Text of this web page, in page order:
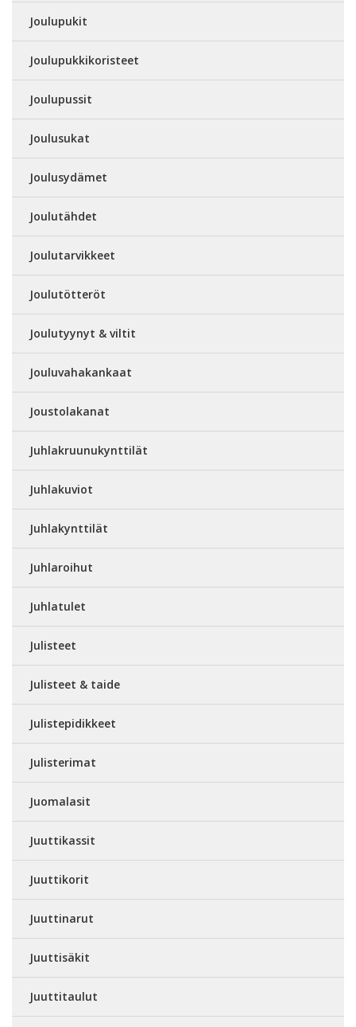
Joulupukit
Joulupukkikoristeet
Joulupussit
Joulusukat
Joulusydämet
Joulutähdet
Joulutarvikkeet
Joulutötteröt
Joulutyynyt & viltit
Jouluvahakankaat
Joustolakanat
Juhlakruunukynttilät
Juhlakuviot
Juhlakynttilät
Juhlaroihut
Juhlatulet
Julisteet
Julisteet & taide
Julistepidikkeet
Julisterimat
Juomalasit
Juuttikassit
Juuttikorit
Juuttinarut
Juuttisäkit
Juuttitaulut